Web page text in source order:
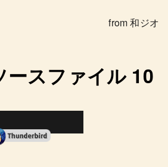
from 和ジオ
ースファイル 10